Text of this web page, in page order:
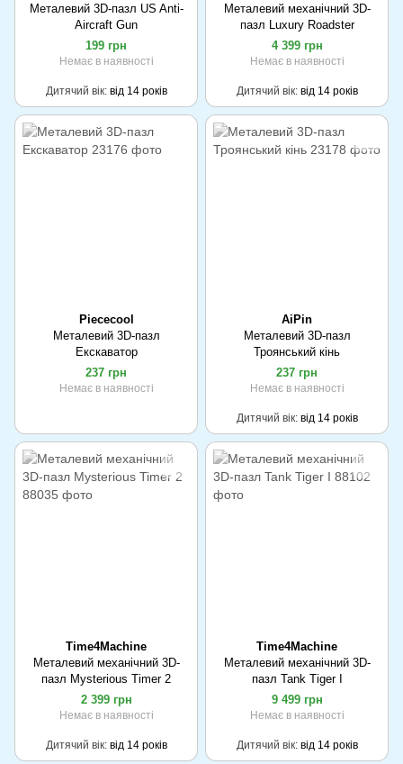
Металевий 3D-пазл US Anti-
Aircraft Gun
199 грн
Немає в наявності
Дитячий вік від 14 років
Металевий механічний 3D-
пазл Luxury Roadster
4 399 грн
Немає в наявності
Дитячий вік від 14 років
Piececool
Металевий 3D-пазл
Екскаватор
237 грн
Немає в наявності
AiPin
Металевий 3D-пазл
Троянський кінь
237 грн
Немає в наявності
Дитячий вік від 14 років
Time4Machine
Металевий механічний 3D-
пазл Mysterious Timer 2
2 399 грн
Немає в наявності
Дитячий вік від 14 років
Time4Machine
Металевий механічний 3D-
пазл Tank Tiger I
9 499 грн
Немає в наявності
Дитячий вік від 14 років